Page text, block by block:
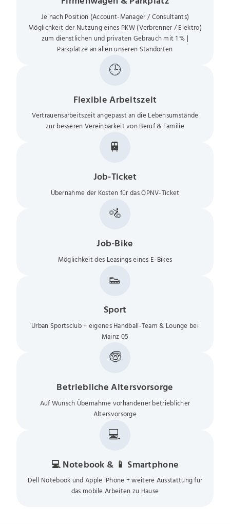
Je nach Position (Account-Manager / Consultants)
Möglichkeit der Nutzung eines PKW (Verbrenner / Elektro)
zum dienstlichen und privaten Gebrauch mit 1 % |
Parkplätze an allen unseren Standorten
🕒
Flexible Arbeitszeit
Vertrauensarbeitszeit angepasst an die Lebensumstände
zur besseren Vereinbarkeit von Beruf & Familie
🚆
Job-Ticket
Übernahme der Kosten für das ÖPNV-Ticket
🚵
Job-Bike
Möglichkeit des Leasings eines E-Bikes
👟
Sport
Urban Sportsclub + eigenes Handball-Team & Lounge bei
Mainz 05
🧓
Betriebliche Altersvorsorge
Auf Wunsch Übernahme vorhandener betrieblicher
Altersvorsorge
💻
💻 Notebook & 📱 Smartphone
Dell Notebook und Apple iPhone + weitere Ausstattung für
das mobile Arbeiten zu Hause